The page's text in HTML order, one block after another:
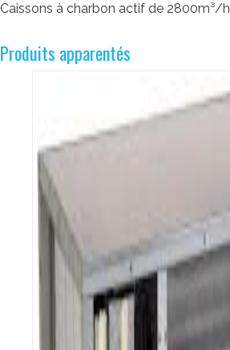
Caissons à charbon actif de 2800m³/h
Produits apparentés